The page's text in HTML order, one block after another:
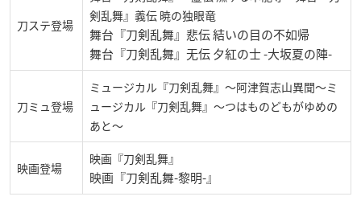
刀ステ登場
剣乱舞』義伝 暁の独眼竜
舞台『刀剣乱舞』悲伝 結いの目の不如帰
舞台『刀剣乱舞』无伝 夕紅の士 -大坂夏の陣-
刀ミュ登場
ミュージカル『刀剣乱舞』〜阿津賀志山異聞～ミ
ュージカル『刀剣乱舞』〜つはものどもがゆめの
あと～
映画登場
映画『刀剣乱舞』
映画『刀剣乱舞-黎明-』